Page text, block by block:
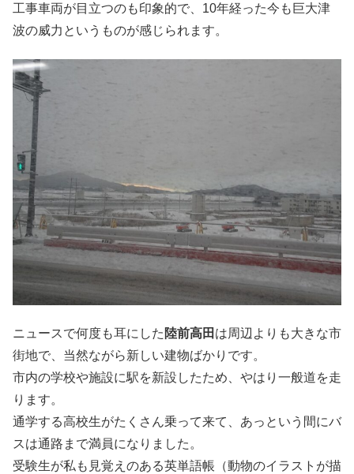
工事車両が目立つのも印象的で、10年経った今も巨大津
波の威力というものが感じられます。
ニュースで何度も耳にした 陸前高田 は周辺よりも大きな市
街地で、当然ながら新しい建物ばかりです。
市内の学校や施設に駅を新設したため、やはり一般道を走
ります。
通学する高校生がたくさん乗って来て、あっという間にバ
スは通路まで満員になりました。
受験生が私も見覚えのある英単語帳（動物のイラストが描